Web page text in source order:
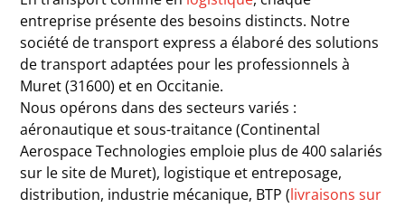
entreprise présente des besoins distincts. Notre
société de transport express a élaboré des solutions
de transport adaptées pour les professionnels à
Muret (31600) et en Occitanie.
Nous opérons dans des secteurs variés :
aéronautique et sous-traitance (Continental
Aerospace Technologies emploie plus de 400 salariés
sur le site de Muret), logistique et entreposage,
distribution, industrie mécanique, BTP (livraisons sur